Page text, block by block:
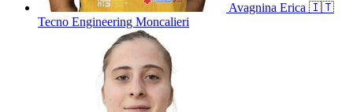
Avagnina Erica 🇮🇹
Tecno Engineering Moncalieri